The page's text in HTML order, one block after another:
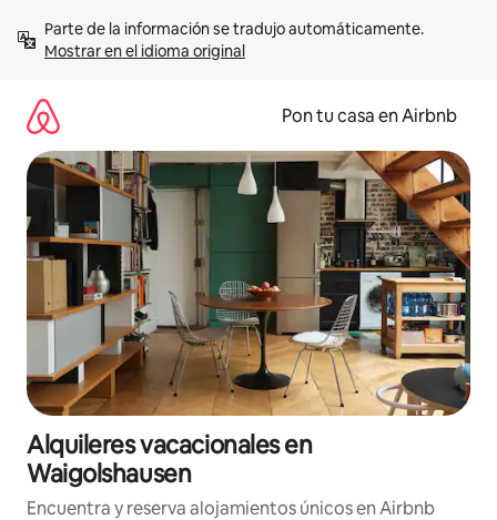
contenidoMostrar en el idioma original
Pon tu casa en Airbnb
Alquileres vacacionales en
Waigolshausen
Encuentra y reserva alojamientos únicos en Airbnb